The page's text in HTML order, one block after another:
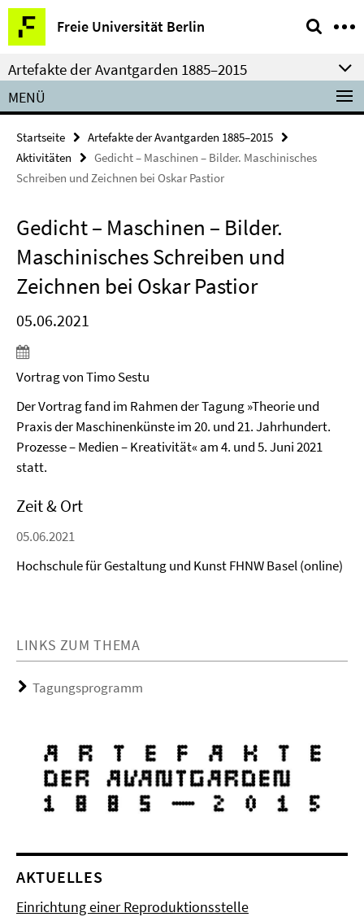
Springe
direkt
zu
Inhalt
Freie Universität Berlin
Service-
Navigation
Artefakte der Avantgarden 1885­–2015
MENÜ
Startseite
Artefakte der Avantgarden 1885­–2015
Aktivitäten
Gedicht – Maschinen – Bilder. Maschinisches
Schreiben und Zeichnen bei Oskar Pastior
Gedicht – Maschinen – Bilder.
Maschinisches Schreiben und
Zeichnen bei Oskar Pastior
05.06.2021
Vortrag von Timo Sestu
Der Vortrag fand im Rahmen der Tagung »Theorie und
Praxis der Maschinenkünste im 20. und 21. Jahrhundert.
Prozesse – Medien – Kreativität« am 4. und 5. Juni 2021
statt.
Zeit & Ort
05.06.2021
Hochschule für Gestaltung und Kunst FHNW Basel (online)
LINKS ZUM THEMA
Tagungsprogramm
AKTUELLES
Einrichtung einer Reproduktionsstelle